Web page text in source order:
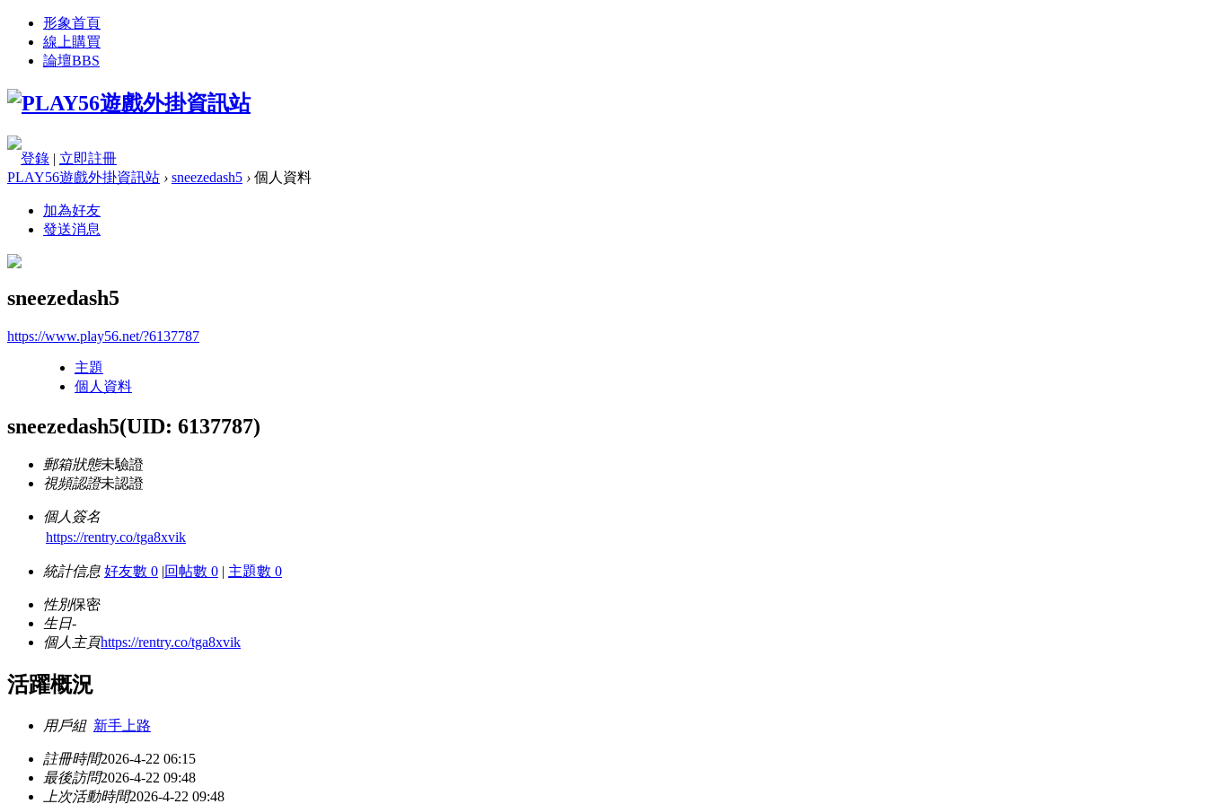
形象首頁
線上購買
論壇BBS
登錄 | 立即註冊
PLAY56遊戲外掛資訊站 › sneezedash5 › 個人資料
加為好友
發送消息
sneezedash5
https://www.play56.net/?6137787
主題
個人資料
sneezedash5(UID: 6137787)
郵箱狀態未驗證
視頻認證未認證
個人簽名
https://rentry.co/tga8xvik
統計信息 好友數 0 |回帖數 0 | 主題數 0
性別保密
生日-
個人主頁https://rentry.co/tga8xvik
活躍概況
用戶組 新手上路
註冊時間2026-4-22 06:15
最後訪問2026-4-22 09:48
上次活動時間2026-4-22 09:48